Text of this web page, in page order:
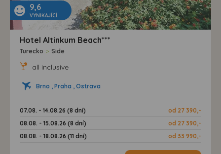
9,6
VYNIKAJÍCÍ
Hotel Altinkum Beach***
Turecko > Side
all inclusive
Brno , Praha , Ostrava
07.08. - 14.08.26 (8 dní)
od 27 390,-
08.08. - 15.08.26 (8 dní)
od 27 390,-
08.08. - 18.08.26 (11 dní)
od 33 990,-